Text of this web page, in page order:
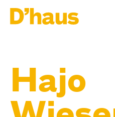
Hajo